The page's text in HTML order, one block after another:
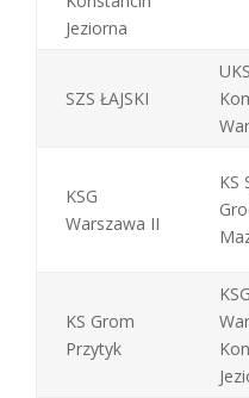
Jeziorna
SZS ŁAJSKI
UKS
KSG
Warszawa II
KS
KS Grom
Przytyk